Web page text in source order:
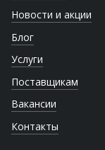
Новости и акции
Блог
Услуги
Поставщикам
Вакансии
Контакты